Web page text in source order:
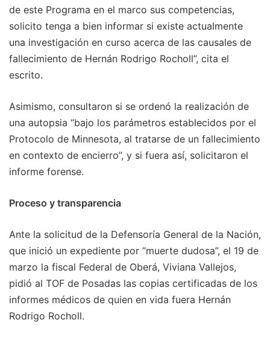
de este Programa en el marco sus competencias,
solicito tenga a bien informar si existe actualmente
una investigación en curso acerca de las causales de
fallecimiento de Hernán Rodrigo Rocholl”, cita el
escrito.
Asimismo, consultaron si se ordenó la realización de
una autopsia “bajo los parámetros establecidos por el
Protocolo de Minnesota, al tratarse de un fallecimiento
en contexto de encierro”, y si fuera así, solicitaron el
informe forense.
Proceso y transparencia
Ante la solicitud de la Defensoría General de la Nación,
que inició un expediente por “muerte dudosa”, el 19 de
marzo la fiscal Federal de Oberá, Viviana Vallejos,
pidió al TOF de Posadas las copias certificadas de los
informes médicos de quien en vida fuera Hernán
Rodrigo Rocholl.